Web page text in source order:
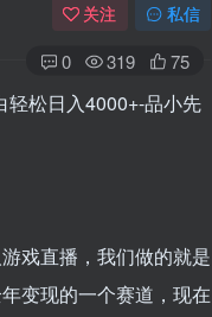
关注 私信
0 319 75
戏直播，我们做的就是
变现的一个赛道，现在